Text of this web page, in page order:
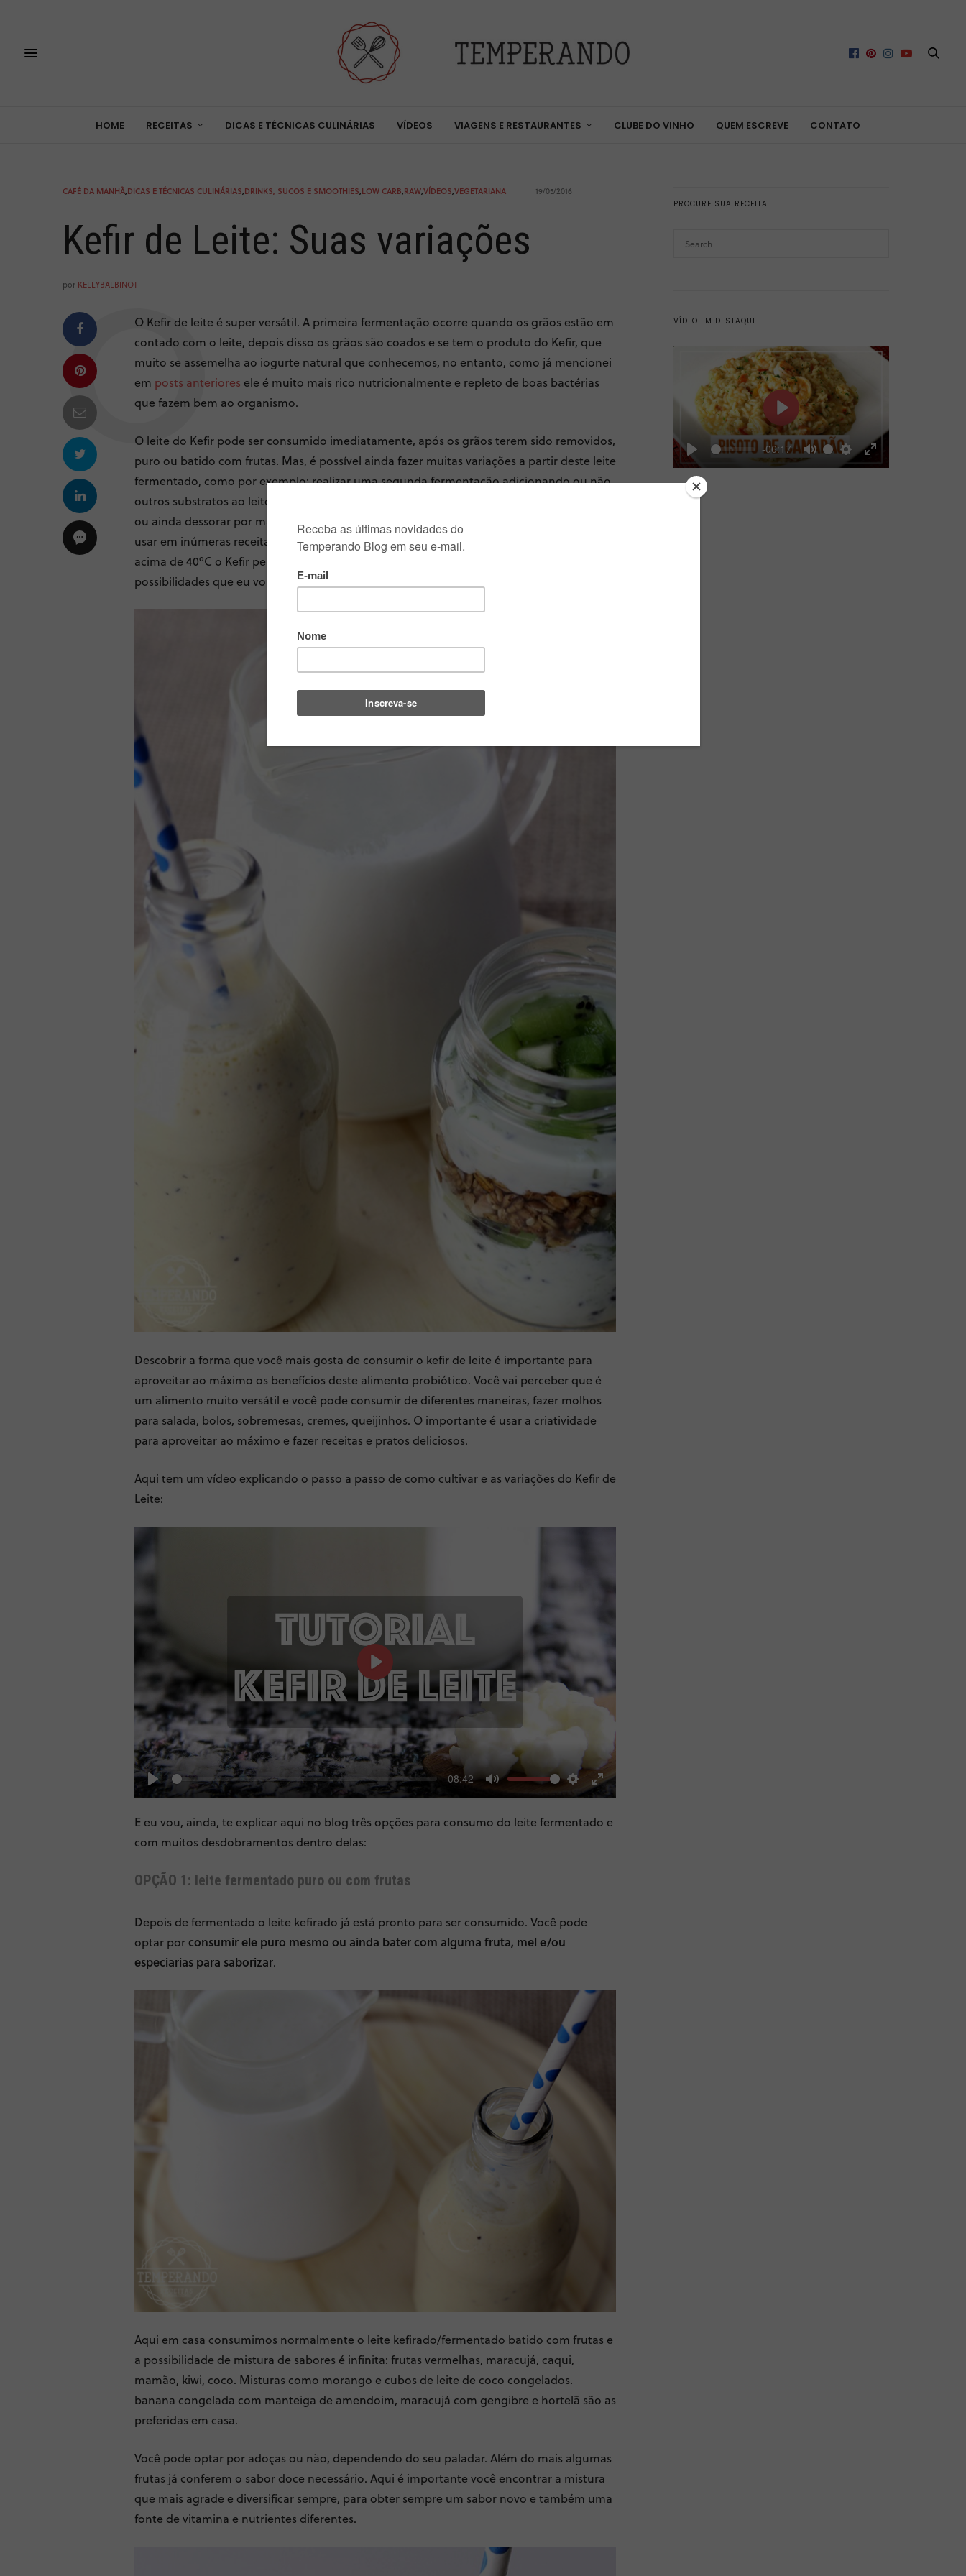
HOME RECEITAS DICAS E TÉCNICAS CULINÁRIAS VÍDEOS VIAGENS E RESTAURANTES CLUBE DO VINHO QUEM ESCREVE CONTATO
CAFÉ DA MANHÃ,DICAS E TÉCNICAS CULINÁRIAS,DRINKS, SUCOS E SMOOTHIES,LOW CARB,RAW,VÍDEOS,VEGETARIANA 19/05/2016
Kefir de Leite: Suas variações
por KELLYBALBINOT
O Kefir de leite é super versátil. A primeira fermentação ocorre quando os grãos estão em
contado com o leite, depois disso os grãos são coados e se tem o produto do Kefir, que
muito se assemelha ao iogurte natural que conhecemos, no entanto, como já mencionei
em posts anteriores ele é muito mais rico nutricionalmente e repleto de boas bactérias
que fazem bem ao organismo.
O leite do Kefir pode ser consumido imediatamente, após os grãos terem sido removidos,
puro ou batido com frutas. Mas, é possível ainda fazer muitas variações a partir deste leite
fermentado, como por exemplo: realizar uma segunda fermentação adicionando ou não
outros substratos ao leite, dessorar para fazer um iogurte mais denso, similar ao grego,
ou ainda dessorar por mais tempo e fazer queijinho de kefir. Há a possibilidade, ainda, de
usar em inúmeras receitas e preparações, lembrando, entretanto, que após aquecido
acima de 40ºC o Kefir perde as propriedades probiótica. E é sobre essa gama infinita de
possibilidades que eu vou falar um pouquinho hoje.
Descobrir a forma que você mais gosta de consumir o kefir de leite é importante para
aproveitar ao máximo os benefícios deste alimento probiótico. Você vai perceber que é
um alimento muito versátil e você pode consumir de diferentes maneiras, fazer molhos
para salada, bolos, sobremesas, cremes, queijinhos. O importante é usar a criatividade
para aproveitar ao máximo e fazer receitas e pratos deliciosos.
Aqui tem um vídeo explicando o passo a passo de como cultivar e as variações do Kefir de
Leite:
Play
-08:42
Mute Settings
Enter
Play
E eu vou, ainda, te explicar aqui no blog três opções para consumo do leite fermentado e
com muitos desdobramentos dentro delas:
OPÇÃO 1: leite fermentado puro ou com frutas
Depois de fermentado o leite kefirado já está pronto para ser consumido. Você pode
optar porconsumir ele puro mesmo ou ainda bater com alguma fruta, mel e/ou
especiarias para saborizar.
Aqui em casa consumimos normalmente o leite kefirado/fermentado batido com frutas e
a possibilidade de mistura de sabores é infinita: frutas vermelhas, maracujá, caqui,
mamão, kiwi, coco. Misturas como morango e cubos de leite de coco congelados.
banana congelada com manteiga de amendoim, maracujá com gengibre e hortelã são as
preferidas em casa.
Você pode optar por adoças ou não, dependendo do seu paladar. Além do mais algumas
frutas já conferem o sabor doce necessário. Aqui é importante você encontrar a mistura
que mais agrade e diversificar sempre, para obter sempre um sabor novo e também uma
fonte de vitamina e nutrientes diferentes.
PROCURE SUA RECEITA
VÍDEO EM DESTAQUE
Play
-06:17
Mute Settings
Enter
Play